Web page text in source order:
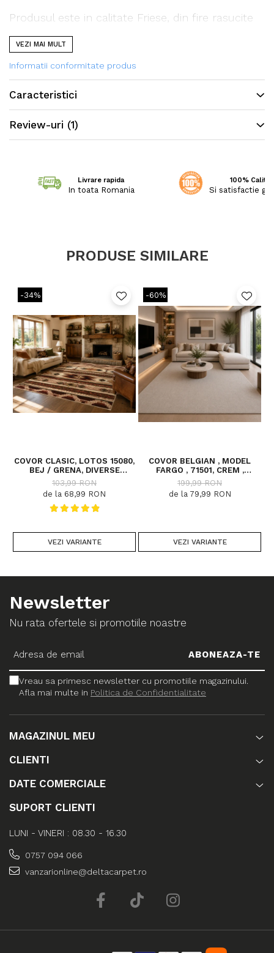
Produsul este in calitate Friese, din fire rasucite
intr-un mod special, ceea ce permite sa confere
covorului o textura si stralucire deosebita.
VEZI MAI MULT
Informatii conformitate produs
Caracteristici
Review-uri (1)
Livrare rapida
In toata Romania
100%
Si satisfactie
PRODUSE SIMILARE
-34%
COVOR CLASIC, LOTOS 15080,
BEJ / GRENA, DIVERSE
DIMENSIUNI
103,99 RON
de la 68,99 RON
VEZI VARIANTE
-60%
COVOR BELGIAN , MODEL
FARGO , 71501, CREM ,
DIVERSE DIMENSIUNI
199,99 RON
de la 79,99 RON
VEZI VARIANTE
Newsletter
Nu rata ofertele si promotiile noastre
Vreau sa primesc newsletter cu promotiile magazinului.
Afla mai multe in Politica de Confidentialitate
MAGAZINUL MEU
CLIENTI
DATE COMERCIALE
SUPORT CLIENTI
LUNI - VINERI : 08.30 - 16.30
0757 094 066
vanzarionline@deltacarpet.ro